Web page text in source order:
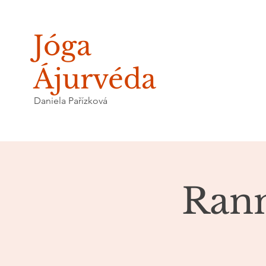
Jóga
Ájurvéda
Daniela Pařízková